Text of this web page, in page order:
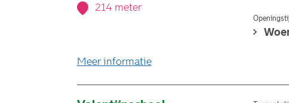
214 meter
Meer informatieover stemlocatie Prinses